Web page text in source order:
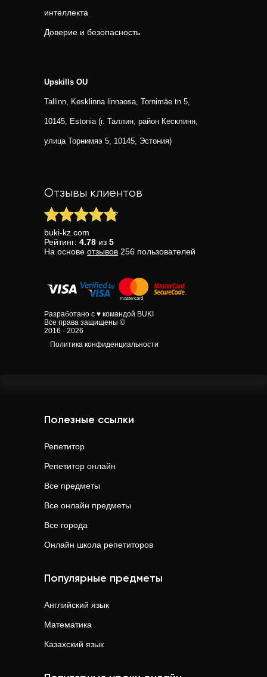
интеллекта
Доверие и безопасность
Upskills OU
Tallinn, Kesklinna linnaosa, Tornimäe tn 5,
10145, Estonia (г. Таллин, район Кесклинн,
улица Торнимяэ 5, 10145, Эстония)
Отзывы клиентов
buki-kz.com
Рейтинг: 4.78 из 5
На основе отзывов 256 пользователей
Разработано с ♥ командой BUKI
Все права защищены ©
2016 - 2026
Политика конфиденциальности
Полезные ссылки
Репетитор
Репетитор онлайн
Все предметы
Все онлайн предметы
Все города
Онлайн школа репетиторов
Популярные предметы
Английский язык
Математика
Казахский язык